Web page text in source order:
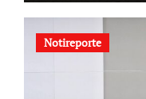
Notireporte